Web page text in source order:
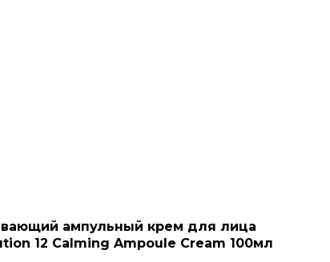
ампульный крем для лица
12 Calming Ampoule Cream 100мл